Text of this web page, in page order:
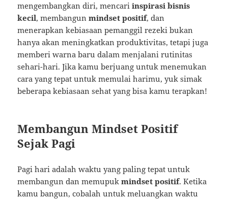
mengembangkan diri, mencariinspirasi bisnis
kecil, membangunmindset positif, dan
menerapkan kebiasaan pemanggil rezeki bukan
hanya akan meningkatkan produktivitas, tetapi juga
memberi warna baru dalam menjalani rutinitas
sehari-hari. Jika kamu berjuang untuk menemukan
cara yang tepat untuk memulai harimu, yuk simak
beberapa kebiasaan sehat yang bisa kamu terapkan!
Membangun Mindset Positif
Sejak Pagi
Pagi hari adalah waktu yang paling tepat untuk
membangun dan memupukmindset positif. Ketika
kamu bangun, cobalah untuk meluangkan waktu